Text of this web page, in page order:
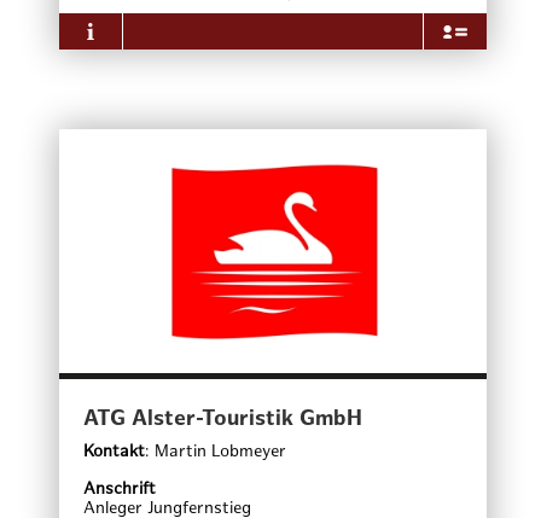
Investor, Asset Manager und Projektentwickler von
Wertschöpfungspotential. Der Fokus liegt auf den
Großbritannien. Art-Invest Real Estate verfolgt mit
institutionellen Investoren, ausgewählten Joint-
Venture-Partnern sowie mit eigenem Kapital eine
„Manage to Core“-Anlagestrategie. Die Bandbreite
der Investitionen reicht über das gesamte Rendite-
Risiko-Spektrum in den Bereichen Büro,
Rechenzentren. Insgesamt betreut Art-Invest Real
12,5 Mrd. Euro.
ATG Alster-Touristik GmbH
Kontakt: Martin Lobmeyer
Anschrift
Anleger Jungfernstieg